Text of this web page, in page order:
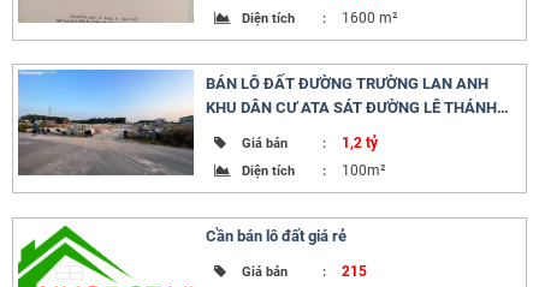
Diện tích : 1600 m²
BÁN LÔ ĐẤT ĐƯỜNG TRƯỜNG LAN ANH
KHU DÂN CƯ ATA SÁT ĐƯỜNG LÊ THÁNH
Giá bán : 1,2 tỷ
Diện tích : 100m²
Cần bán lô đất giá rẻ
Giá bán : 215